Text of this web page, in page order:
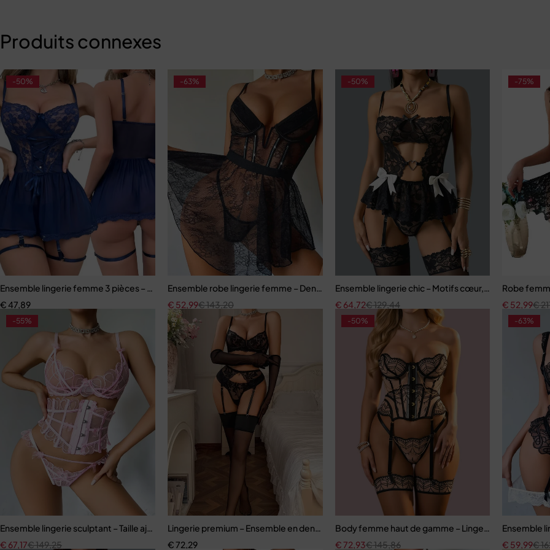
Produits connexes
-50%
Ensemble lingerie femme 3 pièces – Soutien-gorge, culotte et porte-jarretelles
€47,89
-63%
Ensemble robe lingerie femme – Dentelle française avec effet push-up
€143,20
€ 52,99
-50%
Ensemble lingerie chic – Motifs cœur, découpes
€129,44
€ 64,72
-75%
Robe
€
€ 52,99
-55%
Ensemble lingerie sculptant – Taille ajustée et broderie florale
€149,25
€ 67,17
Lingerie premium – Ensemble en dentelle brodée avec porte-jarretelles et bas assortis
€72,29
-50%
Body femme haut de gamme – Lingerie en maille au
€145,86
€ 72,93
-63%
Ensemble
€
€ 59,99